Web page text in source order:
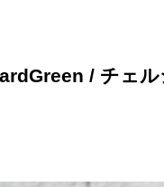
/ チェ